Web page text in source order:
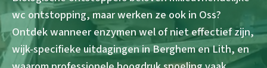
wc ontstopping, maar werken ze ook in Oss?
Ontdek wanneer enzymen wel of niet effectief zijn,
wijk-specifieke uitdagingen in Berghem en Lith, en